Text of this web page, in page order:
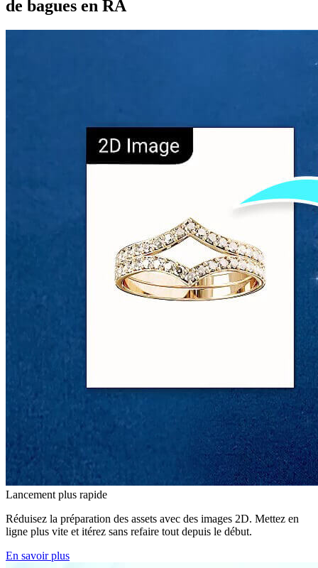
de bagues en RA
Lancement plus rapide
Réduisez la préparation des assets avec des images 2D. Mettez en
ligne plus vite et itérez sans refaire tout depuis le début.
En savoir plus